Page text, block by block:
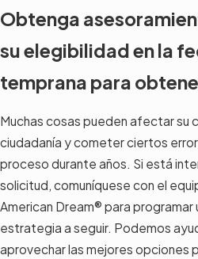
Obtenga
su elegibilidad en la
temprana para
Muchas cosas pueden afectar su
ciudadanía y cometer ciertos
proceso durante años. Si está
solicitud, comuníquese con el
American Dream® para programar
estrategia a seguir. Podemos
aprovechar las mejores opciones